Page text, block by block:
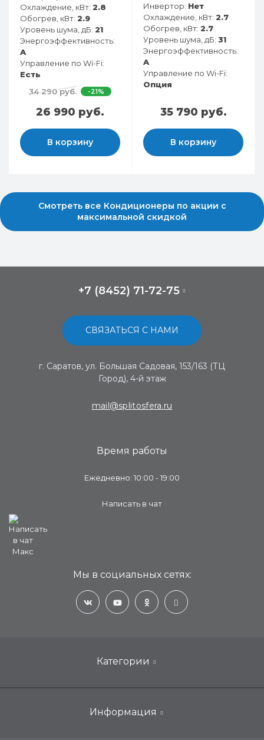
Охлаждение, кВт: 2.8
Обогрев, кВт: 2.9
Уровень шума, дБ: 21
Энергоэффективность:
A
Управление по Wi-Fi:
Есть
34 290 руб.
-21%
26 990 руб.
В корзину
Инвертор: Нет
Охлаждение, кВт: 2.7
Обогрев, кВт: 2.7
Уровень шума, дБ: 31
Энергоэффективность:
A
Управление по Wi-Fi:
Опция
35 790 руб.
В корзину
Смотреть все Кондиционеры по акции с
максимальной скидкой
+7 (8452) 71-72-75
СВЯЗАТЬСЯ С НАМИ
г. Саратов, ул. Большая Садовая, 153/163 (ТЦ
Город), 4-й этаж
mail@splitosfera.ru
Категории
Настенные кондиционеры для дома
Информация
Время работы
Ежедневно: 10:00 - 19:00
Написать в чат
Мы в социальных сетях: